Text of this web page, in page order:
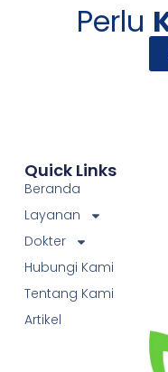
Perlu
Quick Links
Beranda
Layanan
Dokter
Hubungi Kami
Tentang Kami
Artikel